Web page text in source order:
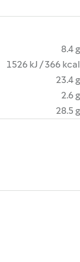
8.4 g
1526 kJ / 366 kcal
23.4 g
2.6 g
28.5 g